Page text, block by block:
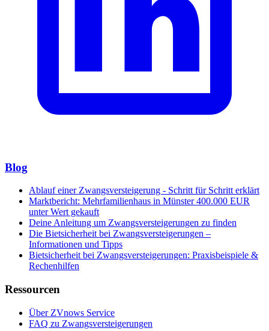
Blog
Ablauf einer Zwangsversteigerung - Schritt für Schritt erklärt
Marktbericht: Mehrfamilienhaus in Münster 400.000 EUR
unter Wert gekauft
Deine Anleitung um Zwangsversteigerungen zu finden
Die Bietsicherheit bei Zwangsversteigerungen –
Informationen und Tipps
Bietsicherheit bei Zwangsversteigerungen: Praxisbeispiele &
Rechenhilfen
Ressourcen
Über ZVnows Service
FAQ zu Zwangsversteigerungen